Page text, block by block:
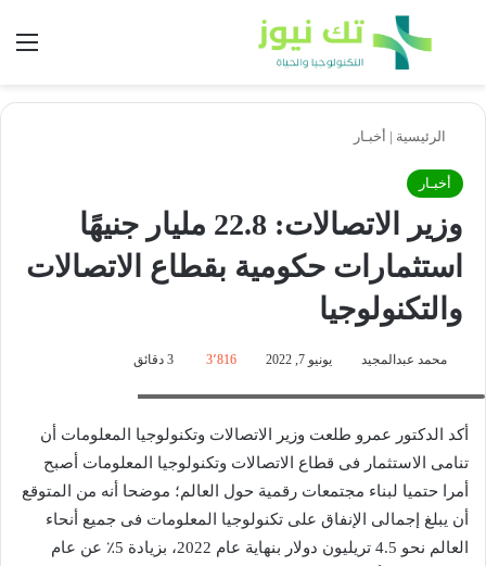
بحث عن
الرئيسية | أخبـار
أخبـار
وزير الاتصالات: 22.8 مليار جنيهًا
استثمارات حكومية بقطاع الاتصالات
والتكنولوجيا
محمد عبدالمجيد يونيو 7, 2022 3٬816
أكد الدكتور عمرو طلعت وزير الاتصالات وتكنولوجيا المعلومات أن
تنامى الاستثمار فى قطاع الاتصالات وتكنولوجيا المعلومات أصبح
أمرا حتميا لبناء مجتمعات رقمية حول العالم؛ موضحا أنه من المتوقع
أن يبلغ إجمالى الإنفاق على تكنولوجيا المعلومات فى جميع أنحاء
العالم نحو 4.5 تريليون دولار بنهاية عام 2022، بزيادة 5٪ عن عام